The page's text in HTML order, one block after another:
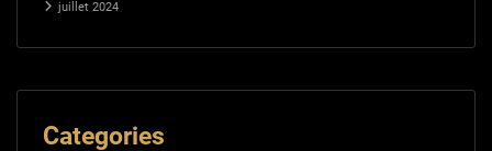
juillet 2024
Categories